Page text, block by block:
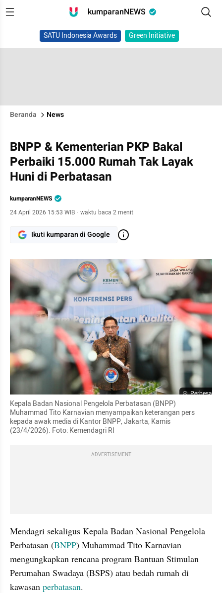
kumparanNEWS
SATU Indonesia Awards Green Initiative
Beranda News
BNPP & Kementerian PKP Bakal
Perbaiki 15.000 Rumah Tak Layak
Huni di Perbatasan
kumparanNEWS
24 April 2026 15:53 WIB · waktu baca 2 menit
Ikuti kumparan di Google
Perbesar
Kepala Badan Nasional Pengelola Perbatasan (BNPP)
Muhammad Tito Karnavian menyampaikan keterangan pers
kepada awak media di Kantor BNPP, Jakarta, Kamis
(23/4/2026). Foto: Kemendagri RI
ADVERTISEMENT
Mendagri sekaligus Kepala Badan Nasional Pengelola
Perbatasan (BNPP) Muhammad Tito Karnavian
mengungkapkan rencana program Bantuan Stimulan
Perumahan Swadaya (BSPS) atau bedah rumah di
kawasan perbatasan.